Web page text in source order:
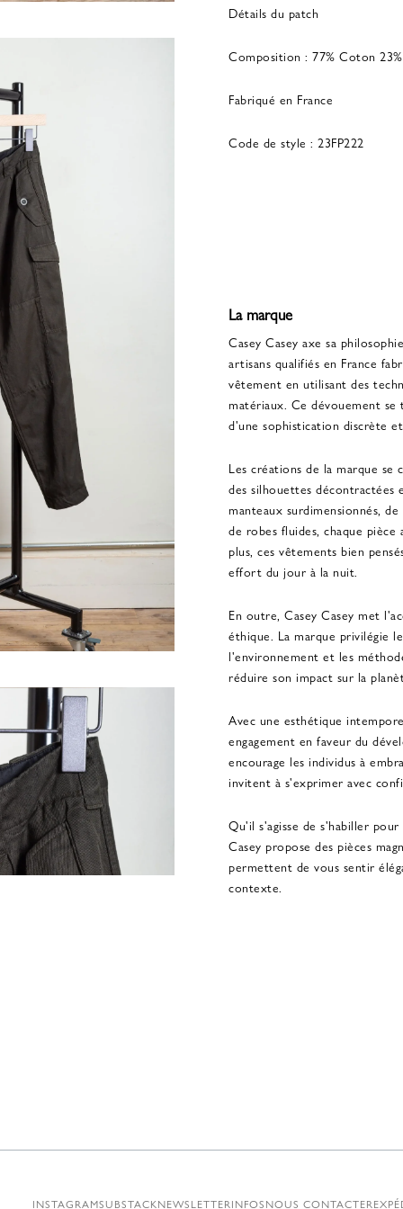
Détails du patch
Composition : 77% Coton
Fabriqué en France
Code de style : 23FP222
La marque
Casey Casey axe sa
artisans qualifiés en France
vêtement en utilisant des
matériaux. Ce dévouement
d'une sophistication discrète
Les créations de la marque se
des silhouettes décontractées
manteaux surdimensionnés,
de robes fluides, chaque
plus, ces vêtements bien
effort du jour à la nuit.
En outre, Casey Casey met
éthique. La marque privilégie
l'environnement et les
réduire son impact sur la
Avec une esthétique
engagement en faveur du
encourage les individus à
invitent à s'exprimer avec
Qu'il s'agisse de s'habiller
Casey propose des pièces
permettent de vous sentir
contexte.
INSTAGRAMSUBSTACKNEWSLETTERINFOSNOUS CONTACTER